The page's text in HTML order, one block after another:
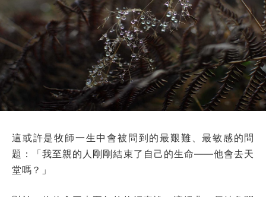
這或許是牧師一生中會被問到的最艱難、最敏感的問
題：「我至親的人剛剛結束了自己的生命——他會去天
堂嗎？」